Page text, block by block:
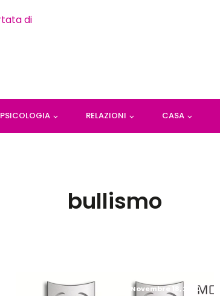
PSICOLOGIA RELAZIONI CASA
bullismo
Novembre 18, 2020